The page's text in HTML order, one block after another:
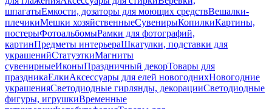
шпагатыЕмкости, дозаторы для моющих средствВешалки-
плечикиМешки хозяйственныеСувенирыКопилкиКартины,
постерыФотоальбомыРамки для фотографий,
картинПредметы интерьераШкатулки, подставки для
украшенийСтатуэткиМагниты
сувенирныеИконыПраздничный декорТовары для
праздникаЕлкиАксессуары для елей новогоднихНовогодние
украшенияСветодиодные гирлянды, декорацииСветодиодные
фигуры, игрушкиВременные